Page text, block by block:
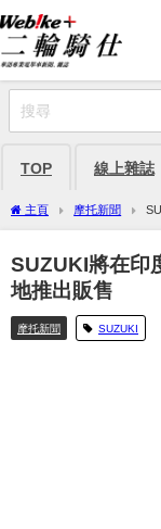
TOP 線上雜誌
主頁 摩托新聞
SUZUKI將在印
地推出販售
摩托新聞 SUZUKI